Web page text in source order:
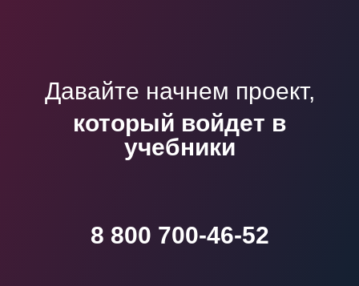
Давайте начнем проект,
который войдет в
учебники
8 800 700-46-52